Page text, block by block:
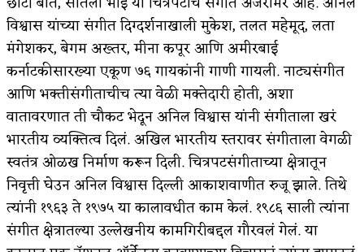
विश्वास यांच्या संगीत दिग्दर्शनाखाली मुकेश, तलत महेमूद, लता
मंगेशकर, बेगम अख्तर, मीना कपूर आणि अमीरबाई
कर्नाटकीसारख्या एकूण ७६ गायकांनी गाणी गायली. नाट्यसंगीत
आणि भक्तीसंगीताचीच त्या वेळी मक्तेदारी होती, अशा
वातावरणात ती चौकट भेदून अनिल विश्वास यांनी संगीताला खरं
भारतीय व्यक्तित्व दिलं. अखिल भारतीय स्तरावर संगीताला वेगळी
स्वतंत्र ओळख निर्माण करून दिली. चित्रपटसंगीताच्या क्षेत्रातून
निवृत्ती घेउन अनिल विश्वास दिल्ली आकाशवाणीत रुजू झाले. तिथे
त्यांनी १९६३ ते १९७५ या कालावधीत काम केलं. १९८६ साली त्यांना
संगीत क्षेत्रातल्या उल्लेखनीय कामगिरीबद्दल गौरवलं गेलं. या